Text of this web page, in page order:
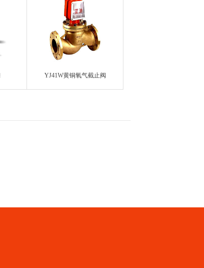
YJ41W黄铜氧气截止阀